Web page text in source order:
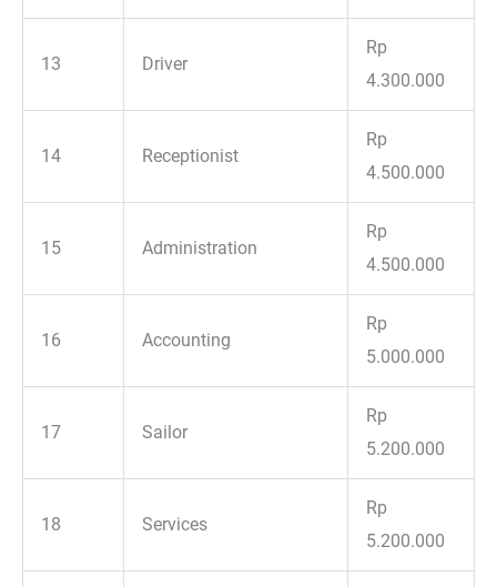
13 Driver
Rp
4.300.000
14 Receptionist
Rp
4.500.000
15 Administration
Rp
4.500.000
16 Accounting
Rp
5.000.000
17 Sailor
Rp
5.200.000
18 Services
Rp
5.200.000